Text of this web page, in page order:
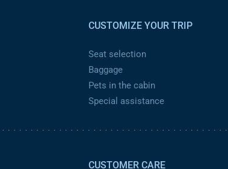
CUSTOMIZE YOUR TRIP
Seat selection
Baggage
Pets in the cabin
Special assistance
CUSTOMER CARE